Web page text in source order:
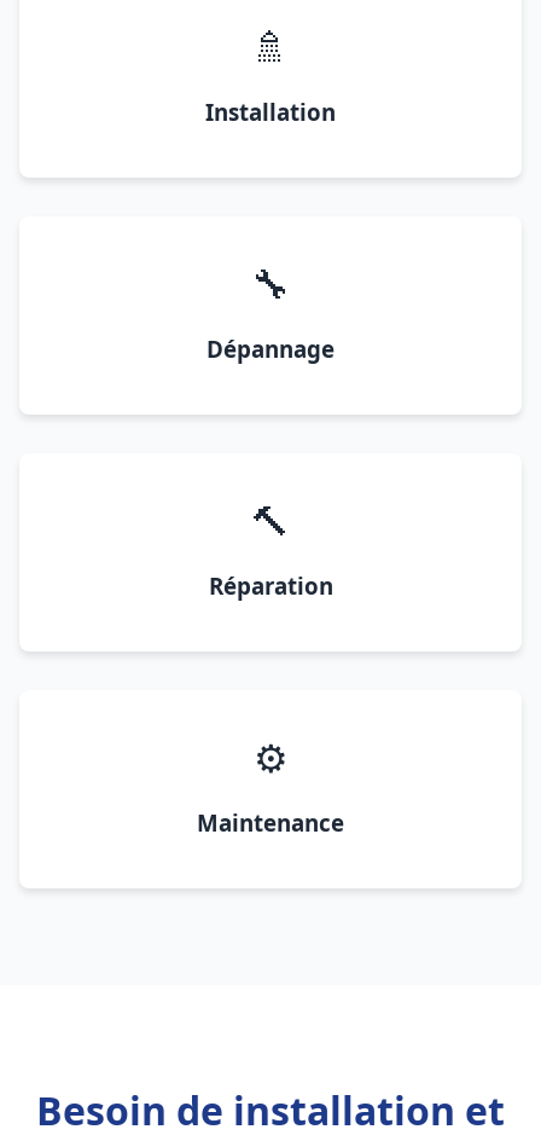
🚿
Installation
🔧
Dépannage
🔨
Réparation
⚙️
Maintenance
Besoin de installation et